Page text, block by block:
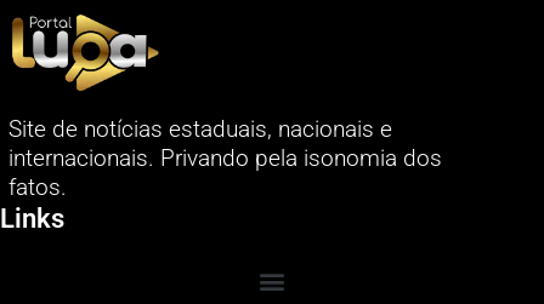
Site de notícias estaduais, nacionais e
internacionais. Privando pela isonomia dos
fatos.
Links